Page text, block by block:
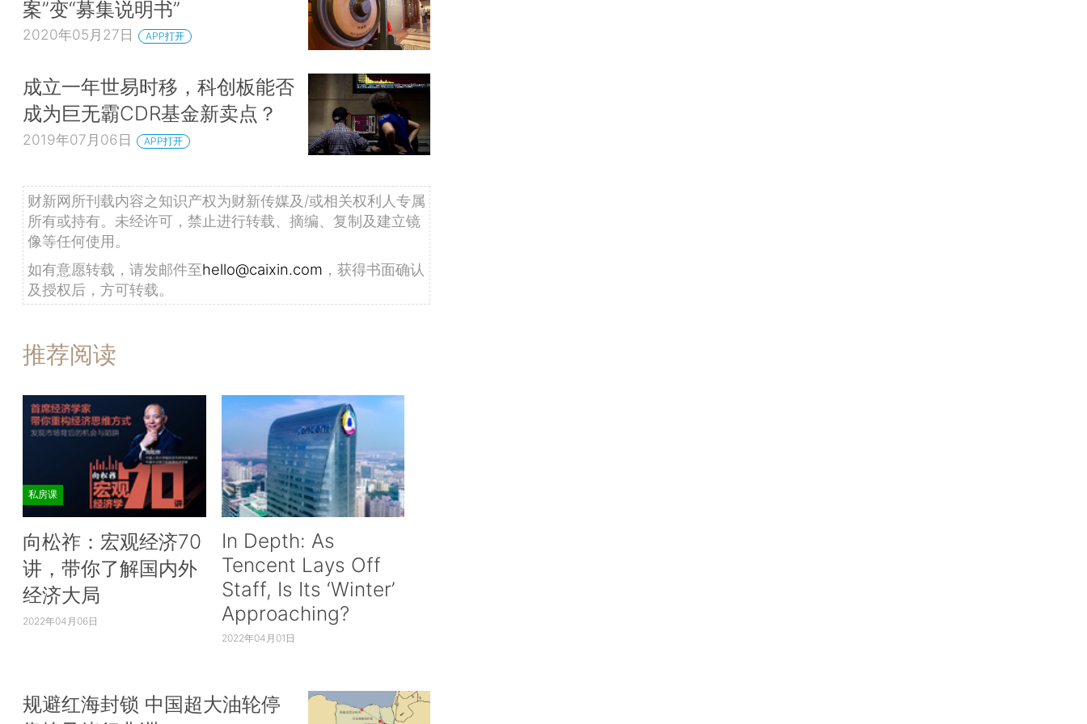
案”变“募集说明书”
2020年05月27日 APP打开
成立一年世易时移，科创板能否
成为巨无霸CDR基金新卖点？
2019年07月06日 APP打开
财新网所刊载内容之知识产权为财新传媒及/或相关权利人专属
所有或持有。未经许可，禁止进行转载、摘编、复制及建立镜
像等任何使用。
如有意愿转载，请发邮件至hello@caixin.com ，获得书面确认
及授权后，方可转载。
推荐阅读
私房课
向松祚：宏观经济70
讲，带你了解国内外
经济大局
2022年04月06日
In Depth: As
Tencent Lays Off
Staff, Is Its ‘Winter’
Approaching?
2022年04月01日
规避红海封锁 中国超大油轮停